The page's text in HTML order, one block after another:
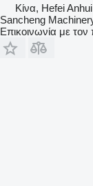
Κίνα, Hefei Anhui
Sancheng
Επικοινωνία με